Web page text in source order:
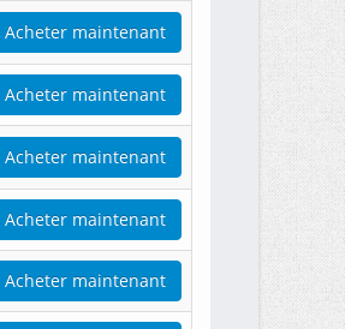
Acheter maintenant
Acheter maintenant
Acheter maintenant
Acheter maintenant
Acheter maintenant